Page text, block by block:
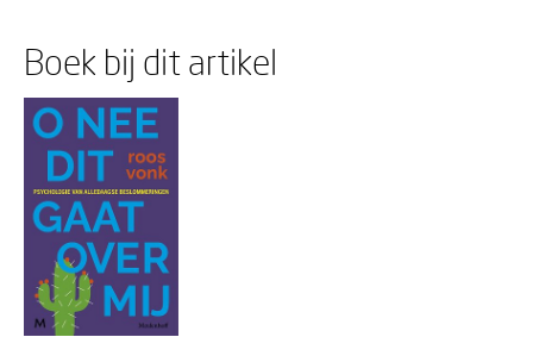
Boek bij dit artikel